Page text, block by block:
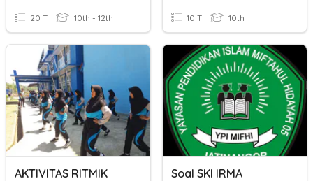
20 T 10th - 12th 10 T 10th
AKTIVITAS RITMIK Soal SKI IRMA